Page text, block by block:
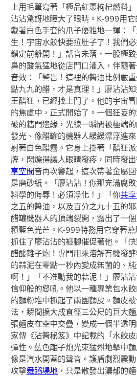
上用毛筆寫著「極品紅棗枸杞燃
沾沾驚訝地瞪大了眼睛。K-999用它
戴著白色手套的爪子優雅地一揮：
生！宇宙水餃快要拉肚子了！我們
鎖定前離開！」話音未落，一股極
鼻的酸氣猛地從店門口灌入，伴隨
音效：「警告！這裡的醬油比例嚴
點九九的醋，才是真理！」廖沾沾
王醋狂，已經找上門了。他的宇宙
的焦慮中，正式開始了。一個狂妄
破的牆門邊緣，光線一瞬間被極端
發光、像醋罐的機器人緩緩漂浮進
射著白色醋霧。它身上掛著「醋狂
牌，閃爍得讓人眼睛發疼，同時發
享空間音再次響起，這次帶著金屬
是磨砂紙。「廖沾沾！你那充滿腐
料學的侮辱！必須淨化！」「你共
之五的醬油，以及百分之九十五的邪
醋罐機器人的頂端裂開，露出了一
積藍色光芒。K-999特務用它穿著
抓住了廖沾沾的褲腳催促著他。「
醋酸離子炮！專門用來溶解有機發
的蒜泥在零點一秒內變成無菌的、
啊！」「不准動我的蒜泥！」廖沾
信仰般的怒吼。他以一種專業包水
的麵粉堆中抓起了兩團麵皮。麵皮
法，瞬間擴大成直徑三公尺的巨大
張麵皮在空中交疊，變成一個半透
家傳《沾醬秘笈》中記載的「水餃
彈性。藍色離子炮光束猛烈地擊中
像是汽水開蓋的聲音。護盾劇烈震
攻擊舞蹈場地 ，只是散發出濃郁的